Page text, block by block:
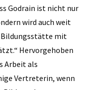
Godrain ist nicht nur
wird auch weit
Bildungsstätte mit
Hervorgehoben
Arbeit als
Vertreterin, wenn